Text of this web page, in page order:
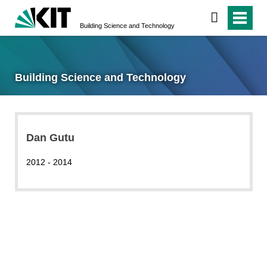
Building Science and Technology
Building Science and Technology
Dan Gutu
2012 - 2014